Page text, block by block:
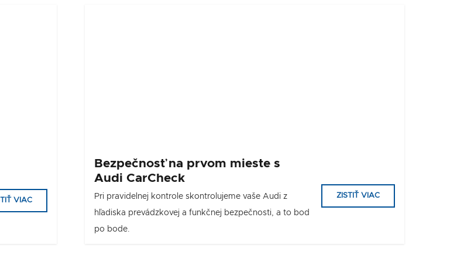
VIAC
Bezpečnosť na prvom mieste s
Audi CarCheck
Pri pravidelnej kontrole skontrolujeme vaše Audi z
hľadiska prevádzkovej a funkčnej bezpečnosti, a to bod
po bode.
ZISTIŤ VIAC